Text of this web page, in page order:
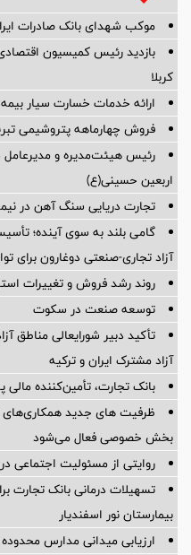
موکب شهدای بانک صادرات
بازدید رئیس کمیسیون
کربلا
ارائه خدمات خسارت سیار
فروش چهارماهه پتروشیمی تبریز از ۱۵ همت
رئیس هیئت‌مدیره و
اربعین حسینی(ع)
تجارت دریایی سنگ آهن در نیمه
گامی بلند به سوی آینده؛
آزاد تجاری-صنعتی دوغارون برای
روند رشد فروش و تغییرات
توسعه صنعت در سکوت
تأکید دبیر شورایعالی مناطق
آزاد مشترک ایران و ترکیه
بانک تجارت، تأمین‌کننده مالی پروژه
ظرفیت های جدید همکاری‌های
بخش خصوصی فعال می‌شود
روایتی از مسئولیت اجتماعی
تسهیلات درمانی بانک
بیمارستان نور اسفندیار
ارزیابی میدانی مدارس محدوده